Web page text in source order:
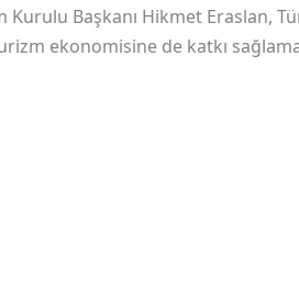
Başkanı Hikmet Eraslan,
ekonomisine de katkı